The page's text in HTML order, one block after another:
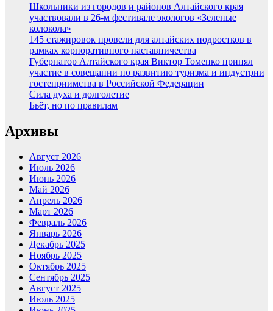
Школьники из городов и районов Алтайского края
участвовали в 26-м фестивале экологов «Зеленые
колокола»
145 стажировок провели для алтайских подростков в
рамках корпоративного наставничества
Губернатор Алтайского края Виктор Томенко принял
участие в совещании по развитию туризма и индустрии
гостеприимства в Российской Федерации
Сила духа и долголетие
Бьёт, но по правилам
Архивы
Август 2026
Июль 2026
Июнь 2026
Май 2026
Апрель 2026
Март 2026
Февраль 2026
Январь 2026
Декабрь 2025
Ноябрь 2025
Октябрь 2025
Сентябрь 2025
Август 2025
Июль 2025